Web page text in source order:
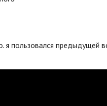
пользовался предыдущей